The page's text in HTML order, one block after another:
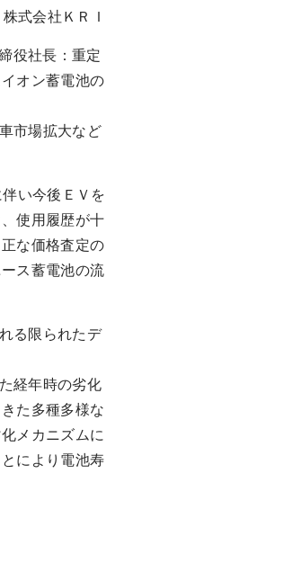
株式会社ＫＲＩ
役社長：重定
オン蓄電池の
市場拡大など
い今後ＥＶを
使用履歴が十
な価格査定の
ス蓄電池の流
る限られたデ
経年時の劣化
た多種多様な
メカニズムに
により電池寿